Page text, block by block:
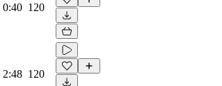
0:40 120
2:48 120